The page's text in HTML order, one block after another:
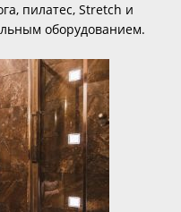
пилатес, Stretch и
оборудованием.